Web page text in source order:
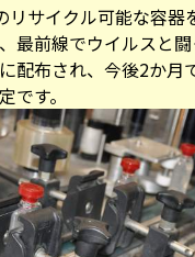
リサイクル可能な容器
最前線でウイルスと
配布され、今後2か月
です。